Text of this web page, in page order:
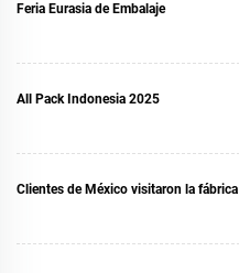
Feria Eurasia de Embalaje
All Pack Indonesia 2025
Clientes de México visitaron la fábrica